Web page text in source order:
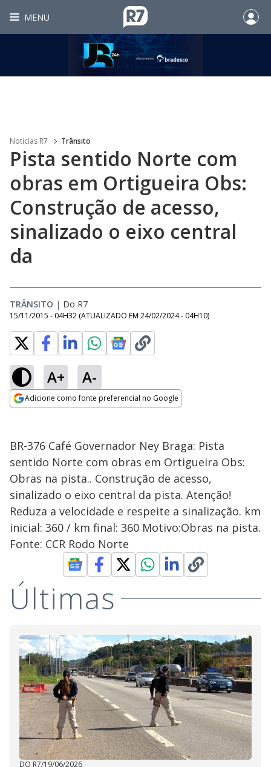
MENU
Noticias R7 Trânsito
Pista sentido Norte com
obras em Ortigueira Obs:
Construção de acesso,
sinalizado o eixo central
da
TRÂNSITO | Do R7
15/11/2015 - 04H32 (ATUALIZADO EM 24/02/2024 - 04H10)
A+ A-
Adicione como fonte preferencial no Google
BR-376 Café Governador Ney Braga: Pista
sentido Norte com obras em Ortigueira Obs:
Obras na pista.. Construção de acesso,
sinalizado o eixo central da pista. Atenção!
Reduza a velocidade e respeite a sinalização. km
inicial: 360 / km final: 360 Motivo:Obras na pista.
Fonte: CCR Rodo Norte
Últimas
DO R7/19/06/2026